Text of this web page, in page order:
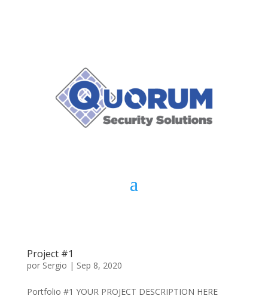
Project #1
por Sergio | Sep 8, 2020
Portfolio #1 YOUR PROJECT DESCRIPTION HERE